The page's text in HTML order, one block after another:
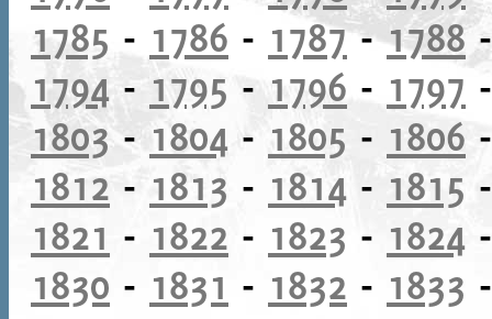
1785 - 1786 - 1787-1788
1794 - 1795 - 1796 - 1797
1803- 1804 - 1805 - 1806
1812 - 1813 - 1814 - 1815
1821 - 1822 - 1823 - 1824
1830 - 1831 - 1832 - 1833